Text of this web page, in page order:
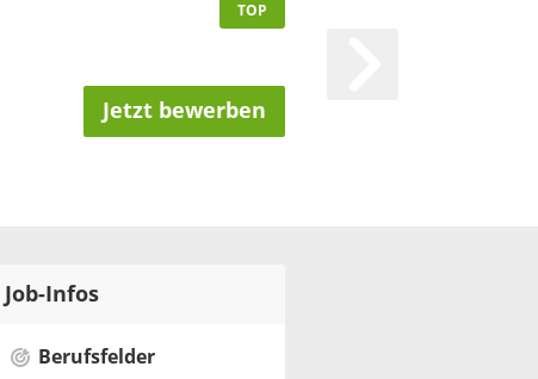
TOP
Jetzt bewerben
Job-Infos
Berufsfelder